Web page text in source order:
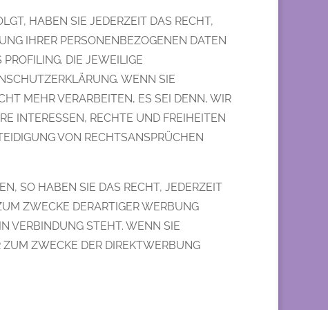
HABEN SIE JEDERZEIT DAS RECHT,
IHRER PERSONENBEZOGENEN DATEN
DIE JEWEILIGE
WENN SIE
MEHR VERARBEITEN, ES SEI DENN, WIR
INTERESSEN, RECHTE UND FREIHEITEN
VON RECHTSANSPRÜCHEN
SO HABEN SIE DAS RECHT, JEDERZEIT
ZWECKE DERARTIGER WERBUNG
VERBINDUNG STEHT. WENN SIE
ZWECKE DER DIREKTWERBUNG